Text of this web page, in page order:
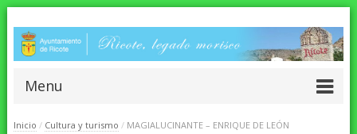
Menu
Inicio / Cultura y turismo / MAGIALUCINANTE – ENRIQUE DE LEÓN